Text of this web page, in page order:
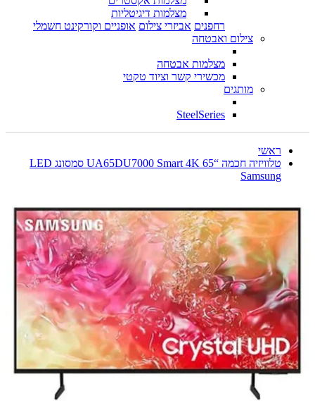
מצלמות דיגיטליות
רחפנים אביזרי צילום אופניים וקורקינט חשמלי
צילום ואבטחה
מצלמות אבטחה
מכשירי קשר וציוד טקטי
מותגים
SteelSeries
ראשי
טלוויזיה חכמה “65 UA65DU7000 Smart 4K סמסונג LED
Samsung